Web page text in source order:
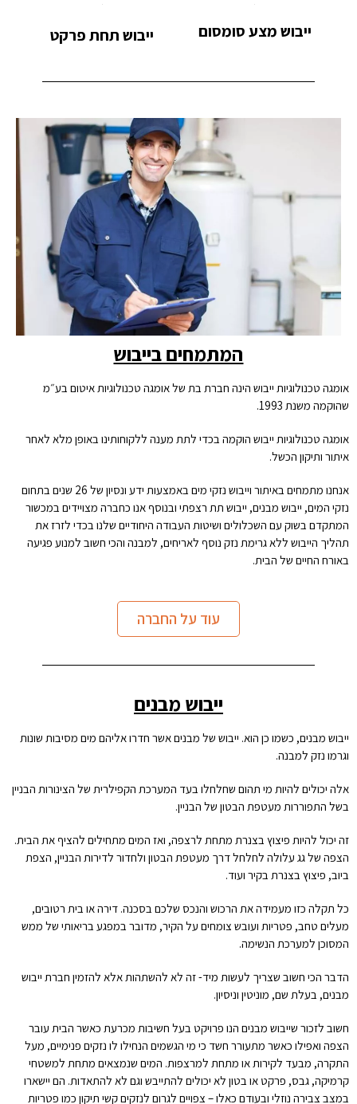
ייבוש מצע סומסום ייבוש תחת פרקט
המתמחים בייבוש
אומגה טכנולוגיות ייבוש הינה חברת בת של אומגה טכנולוגיות איטום בע״מ
שהוקמה משנת 1993.
אומגה טכנולוגיות ייבוש הוקמה בכדי לתת מענה ללקוחותינו באופן מלא לאחר
איתור ותיקון הכשל.
אנחנו מתמחים באיתור וייבוש נזקי מים באמצעות ידע ונסיון של 26 שנים בתחום
נזקי המים, ייבוש מבנים, ייבוש תת רצפתי ובנוסף אנו כחברה מצויידים במכשור
המתקדם בשוק עם השכלולים ושיטות העבודה היחודיים שלנו בכדי לזרז את
תהליך הייבוש ללא גרימת נזק נוסף לאריחים, למבנה והכי חשוב למנוע פגיעה
באורח החיים של הבית.
עוד על החברה
ייבוש מבנים
ייבוש מבנים, כשמו כן הוא. ייבוש של מבנים אשר חדרו אליהם מים מסיבות שונות
וגרמו נזק למבנה.
אלה יכולים להיות מי תהום שחלחלו בעד המערכת הקפילרית של הצינורות הבניין
בשל התפוררות מעטפת הבטון של הבניין.
זה יכול להיות פיצוץ בצנרת מתחת לרצפה, ואז המים מתחילים להציף את הבית.
הצפה של גג עלולה לחלחל דרך מעטפת הבטון ולחדור לדירות הבניין, הצפת
ביוב, פיצוץ בצנרת בקיר ועוד.
כל תקלה כזו מעמידה את הרכוש והנכס שלכם בסכנה. דירה או בית רטובים,
מעלים טחב, פטריות ועובש צומחים על הקיר, מדובר במפגע בריאותי של ממש
המסוכן למערכת הנשימה.
הדבר הכי חשוב שצריך לעשות מיד- זה לא להשתהות אלא להזמין חברת ייבוש
מבנים, בעלת שם, מוניטין וניסיון.
חשוב לזכור שייבוש מבנים הנו פרויקט בעל חשיבות מכרעת כאשר הבית עובר
הצפה ואפילו כאשר מתעורר חשד כי מי הגשמים הנחילו לו נזקים פנימיים, מעל
התקרה, מבעד לקירות או מתחת למרצפות. המים שנמצאים מתחת למשטחי
קרמיקה, גבס, פרקט או בטון לא יכולים להתייבש וגם לא להתאדות. הם יישארו
במצב צבירה נוזלי ובעודם כאלו – צפויים לגרום לנזקים קשי תיקון כמו פטריות